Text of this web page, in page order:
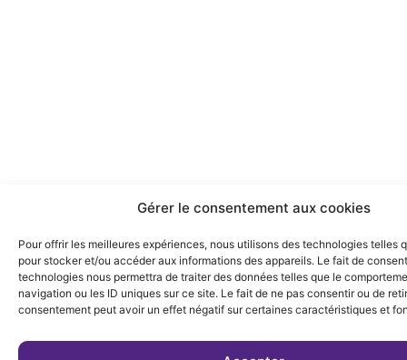
Gérer le consentement aux cookies
Pour offrir les meilleures expériences, nous utilisons des technologies telles
pour stocker et/ou accéder aux informations des appareils. Le fait de
technologies nous permettra de traiter des données telles que le
navigation ou les ID uniques sur ce site. Le fait de ne pas consentir ou de
consentement peut avoir un effet négatif sur certaines caractéristiques et